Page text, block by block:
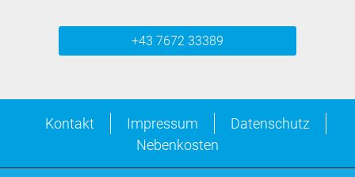
+43 7672 33389
Kontakt Impressum
Datenschutz
Nebenkosten